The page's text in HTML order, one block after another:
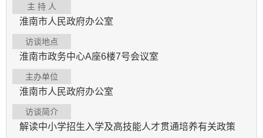
主 持 人
淮南市人民政府办公室
访谈地点
淮南市政务中心A座6楼7号会议室
主办单位
淮南市人民政府办公室
访谈简介
解读中小学招生入学及高技能人才贯通培养有关政策